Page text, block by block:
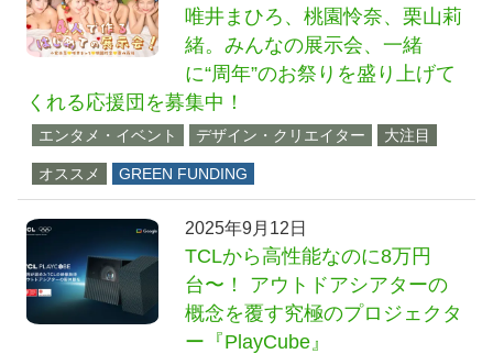
唯井まひろ、桃園怜奈、栗山莉
緒。みんなの展示会、一緒
に“周年”のお祭りを盛り上げて
くれる応援団を募集中！
エンタメ・イベント デザイン・クリエイター 大注目
オススメ GREEN FUNDING
2025年9月12日
TCLから高性能なのに8万円
台〜！ アウトドアシアターの
概念を覆す究極のプロジェクタ
ー『PlayCube』